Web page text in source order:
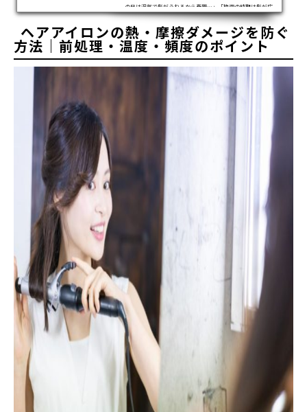
の日は湿気で髪がうねるから憂鬱…」「梅雨の時期は髪が広
がってスタイルが決まらない！」「雨の日でも一日中髪型が
崩れない方法はないの？」雨の日や梅雨の時期になると、こ
んなお悩みをお持ちの方は多いの...
ヘアアイロンの熱・摩擦ダメージを防ぐ
方法｜前処理・温度・頻度のポイント